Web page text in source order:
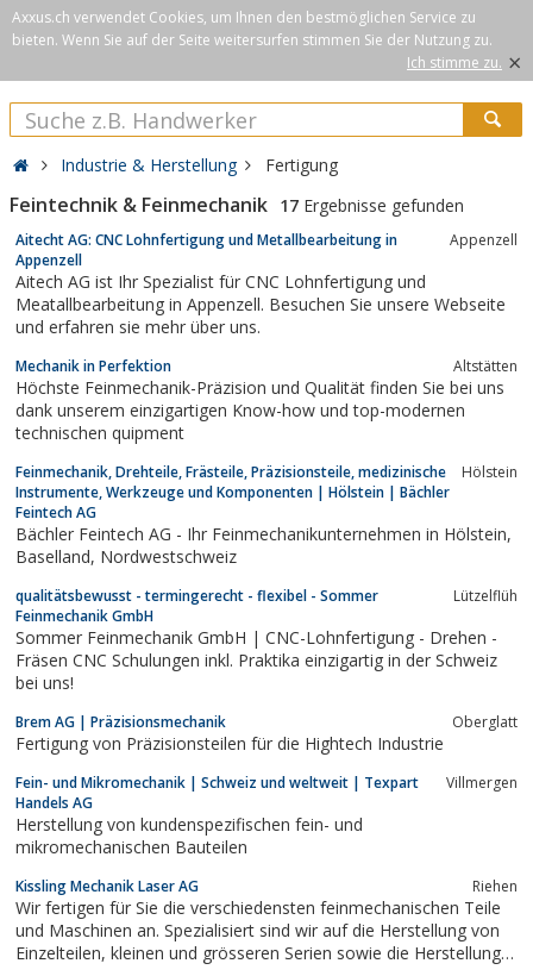
Axxus.ch verwendet Cookies, um Ihnen den bestmöglichen Service zu
bieten. Wenn Sie auf der Seite weitersurfen stimmen Sie der Nutzung zu.
Ich stimme zu. ×
Industrie & Herstellung Fertigung
Feintechnik & Feinmechanik 17 Ergebnisse gefunden
Aitecht AG: CNC Lohnfertigung und Metallbearbeitung in
Appenzell
Appenzell
Aitech AG ist Ihr Spezialist für CNC Lohnfertigung und
Meatallbearbeitung in Appenzell. Besuchen Sie unsere Webseite
und erfahren sie mehr über uns.
Mechanik in Perfektion Altstätten
Höchste Feinmechanik-Präzision und Qualität finden Sie bei uns
dank unserem einzigartigen Know-how und top-modernen
technischen quipment
Feinmechanik, Drehteile, Frästeile, Präzisionsteile, medizinische
Instrumente, Werkzeuge und Komponenten | Hölstein | Bächler
Feintech AG
Hölstein
Bächler Feintech AG - Ihr Feinmechanikunternehmen in Hölstein,
Baselland, Nordwestschweiz
qualitätsbewusst - termingerecht - flexibel - Sommer
Feinmechanik GmbH
Lützelflüh
Sommer Feinmechanik GmbH | CNC-Lohnfertigung - Drehen -
Fräsen CNC Schulungen inkl. Praktika einzigartig in der Schweiz
bei uns!
Brem AG | Präzisionsmechanik Oberglatt
Fertigung von Präzisionsteilen für die Hightech Industrie
Fein- und Mikromechanik | Schweiz und weltweit | Texpart
Handels AG
Villmergen
Herstellung von kundenspezifischen fein- und
mikromechanischen Bauteilen
Kissling Mechanik Laser AG Riehen
Wir fertigen für Sie die verschiedensten feinmechanischen Teile
und Maschinen an. Spezialisiert sind wir auf die Herstellung von
Einzelteilen, kleinen und grösseren Serien sowie die Herstellung